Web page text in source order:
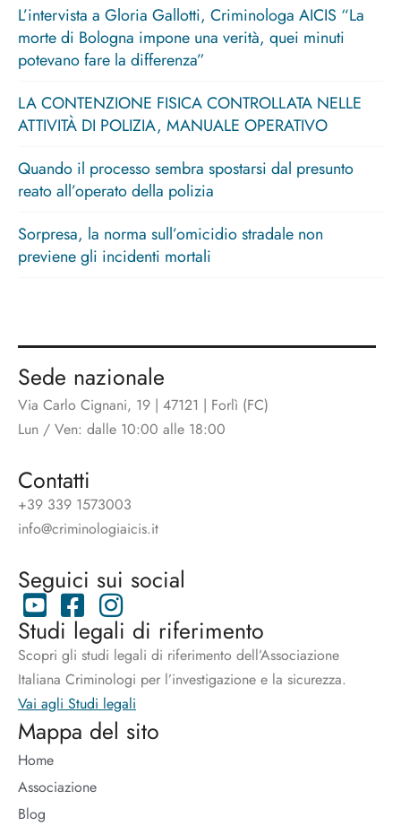
L’intervista a Gloria Gallotti, Criminologa AICIS “La
morte di Bologna impone una verità, quei minuti
potevano fare la differenza”
LA CONTENZIONE FISICA CONTROLLATA NELLE
ATTIVITÀ DI POLIZIA, MANUALE OPERATIVO
Quando il processo sembra spostarsi dal presunto
reato all’operato della polizia
Sorpresa, la norma sull’omicidio stradale non
previene gli incidenti mortali
Sede nazionale
Via Carlo Cignani, 19 | 47121 | Forlì (FC)
Lun / Ven: dalle 10:00 alle 18:00
Contatti
+39 339 1573003
info@criminologiaicis.it
Seguici sui social
Studi legali di riferimento
Scopri gli studi legali di riferimento dell’Associazione
Italiana Criminologi per l’investigazione e la sicurezza.
Vai agli Studi legali
Mappa del sito
Home
Associazione
Blog